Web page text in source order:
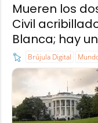
Mueren los
Civil
Blanca; hay
Brújula Digital